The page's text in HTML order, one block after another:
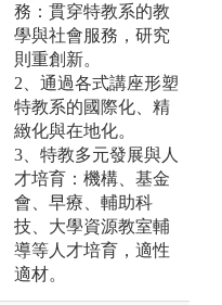
務：貫穿特教系的教
學與社會服務，研究
則重創新。
2、通過各式講座形塑
特教系的國際化、精
緻化與在地化。
3、特教多元發展與人
才培育：機構、基金
會、早療、輔助科
技、大學資源教室輔
導等人才培育，適性
適材。